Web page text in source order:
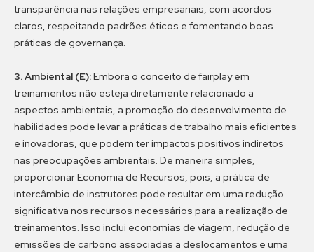
transparência nas relações empresariais, com acordos
claros, respeitando padrões éticos e fomentando boas
práticas de governança.
3. Ambiental (E):Embora o conceito de fairplay em
treinamentos não esteja diretamente relacionado a
aspectos ambientais, a promoção do desenvolvimento de
habilidades pode levar a práticas de trabalho mais eficientes
e inovadoras, que podem ter impactos positivos indiretos
nas preocupações ambientais. De maneira simples,
proporcionar Economia de Recursos, pois, a prática de
intercâmbio de instrutores pode resultar em uma redução
significativa nos recursos necessários para a realização de
treinamentos. Isso inclui economias de viagem, redução de
emissões de carbono associadas a deslocamentos e uma